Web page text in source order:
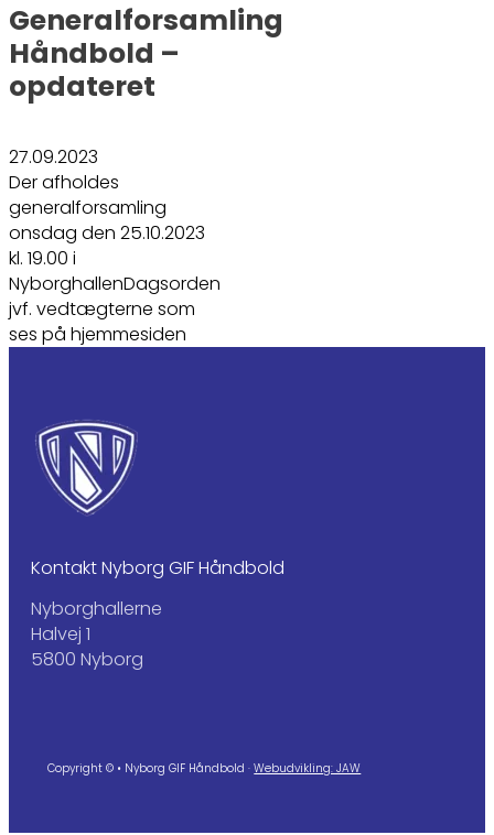
Generalforsamling
Håndbold –
opdateret
27.09.2023
Der afholdes
generalforsamling
onsdag den 25.10.2023
kl. 19.00 i
NyborghallenDagsorden
jvf. vedtægterne som
ses på hjemmesiden
Kontakt Nyborg GIF Håndbold
Nyborghallerne
Halvej 1
5800 Nyborg
Copyright © • Nyborg GIF Håndbold ·Webudvikling: JAW